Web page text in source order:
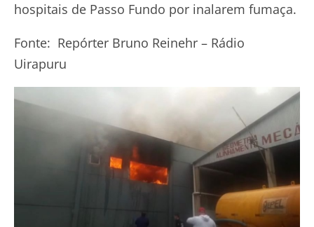
hospitais de Passo Fundo por inalarem fumaça.
Fonte: Repórter Bruno Reinehr – Rádio
Uirapuru